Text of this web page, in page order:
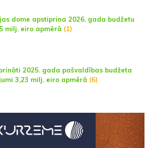
dome apstiprina 2026. gada budžetu
milj. eiro apmērā (1)
2025. gada pašvaldības budžeta
3,23 milj. eiro apmērā (6)